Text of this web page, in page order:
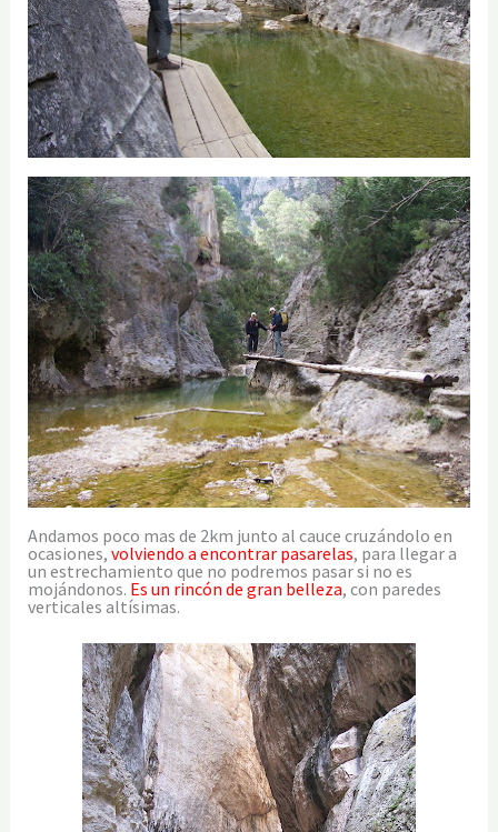
Andamos poco mas de 2km junto al cauce cruzándolo en
ocasiones, volviendo a encontrar pasarelas, para llegar a
un estrechamiento que no podremos pasar si no es
mojándonos. Es un rincón de gran belleza, con paredes
verticales altísimas.